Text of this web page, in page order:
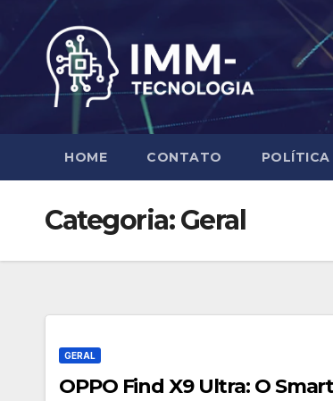
content
HOME CONTATO POLÍTICA
Categoria:Geral
GERAL
OPPO Find X9 Ultra: O